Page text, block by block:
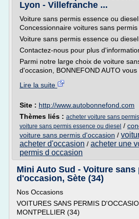
Lyon - Villefranche ...
Voiture sans permis essence ou
Concessionnaire voitures sans permis
Voiture sans permis essence ou
Contactez-nous pour plus
Parmi notre large choix de voiture
d'occasion, BONNEFOND AUTO vous
Lire la suite
Site : http://www.autobonnefond.com
Thèmes liés : acheter voiture sans
voiture sans permis essence ou diesel /
voiture sans permis d'occasion /
acheter d'occasion / acheter une
permis d occasion
Mini Auto Sud - Voiture sans
d'occasion, Sète (34)
Nos Occasions
VOITURES SANS PERMIS
MONTPELLIER (34)